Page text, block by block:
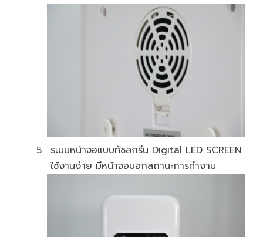
ระบบหน้าจอแบบทัชสกรีน Digital LED SCREEN
ใช้งานง่าย มีหน้าจอบอกสถานะการทำงาน